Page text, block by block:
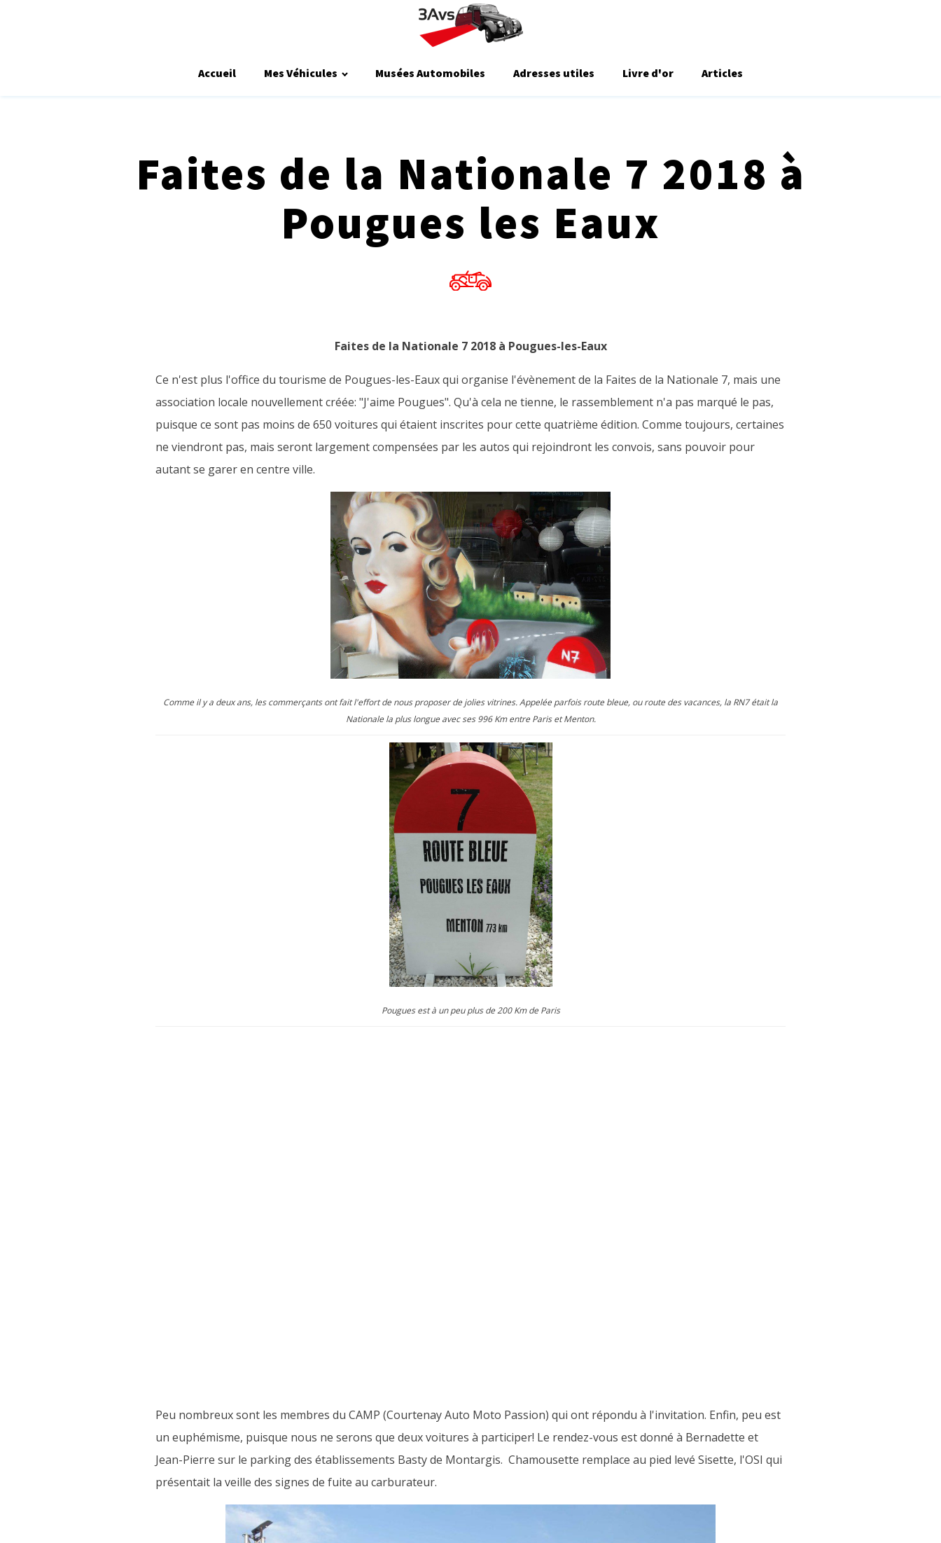
Accueil Mes Véhicules Musées Automobiles Adresses utiles Livre d'or Articles
Faites de la Nationale 7 2018 à
Pougues les Eaux
Faites de la Nationale 7 2018 à Pougues-les-Eaux
Ce n'est plus l'office du tourisme de Pougues-les-Eaux qui organise l'évènement de la Faites de la Nationale 7, mais une
association locale nouvellement créée: "J'aime Pougues". Qu'à cela ne tienne, le rassemblement n'a pas marqué le pas,
puisque ce sont pas moins de 650 voitures qui étaient inscrites pour cette quatrième édition. Comme toujours, certaines
ne viendront pas, mais seront largement compensées par les autos qui rejoindront les convois, sans pouvoir pour
autant se garer en centre ville.
Comme il y a deux ans, les commerçants ont fait l'effort de nous proposer de jolies vitrines. Appelée parfois route bleue, ou route des vacances, la RN7 était la
Nationale la plus longue avec ses 996 Km entre Paris et Menton.
Pougues est à un peu plus de 200 Km de Paris
Peu nombreux sont les membres du CAMP (Courtenay Auto Moto Passion) qui ont répondu à l'invitation. Enfin, peu est
un euphémisme, puisque nous ne serons que deux voitures à participer! Le rendez-vous est donné à Bernadette et
Jean-Pierre sur le parking des établissements Basty de Montargis. Chamousette remplace au pied levé Sisette, l'OSI qui
présentait la veille des signes de fuite au carburateur.